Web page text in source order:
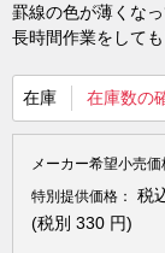
罫線の色が薄くな
長時間作業をして
在庫 在庫数の
メーカー希望小売価
特別提供価格：
税
(税別 330 円)